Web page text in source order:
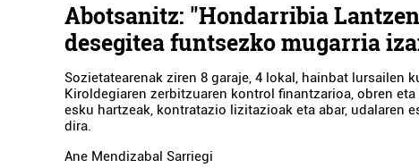
Abotsanitz: "Hondarribia Lantzen
desegitea funtsezko mugarria
Sozietatearenak ziren 8 garaje, 4 lokal, hainbat lursailen
Kiroldegiaren zerbitzuaren kontrol finantzarioa, obren
esku hartzeak, kontratazio lizitazioak eta abar, udalaren
dira.
Ane Mendizabal Sarriegi